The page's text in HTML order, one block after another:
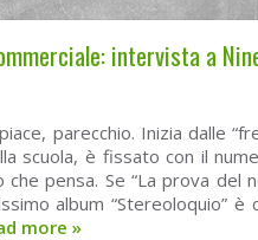
intervista a
parecchio. Inizia dalle
scuola, è fissato con il
pensa. Se “La prova del
album “Stereoloquio” è
more »